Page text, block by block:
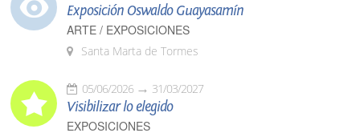
Exposición Oswaldo Guayasamín
ARTE / EXPOSICIONES
Santa Marta de Tormes
05/06/2026 31/03/2027
Visibilizar lo elegido
EXPOSICIONES